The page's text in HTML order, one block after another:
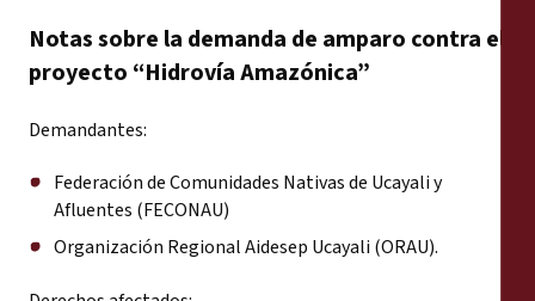
Notas sobre la demanda de amparo contra el
proyecto “Hidrovía Amazónica”
Demandantes:
Federación de Comunidades Nativas de Ucayali y
Afluentes (FECONAU)
Organización Regional Aidesep Ucayali (ORAU).